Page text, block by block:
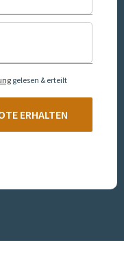
gelesen & erteilt
ERHALTEN